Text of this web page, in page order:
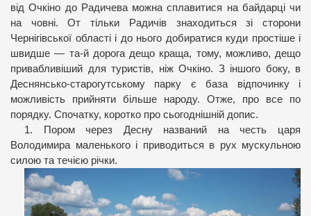
від Очкіно до Радичева можна сплавитися на байдарці чи
на човні. От тільки Радичів знаходиться зі сторони
Чернігівської області і до нього добиратися куди простіше і
швидше — та-й дорога дещо краща, тому, можливо, дещо
привабливіший для туристів, ніж Очкіно. З іншого боку, в
Деснянсько-старогутському парку є база відпочинку і
можливість прийняти більше народу. Отже, про все по
порядку. Спочатку, коротко про сьогоднішній допис.
1. Пором через Десну названий на честь царя
Володимира маленького і приводиться в рух мускульною
силою та течією річки.